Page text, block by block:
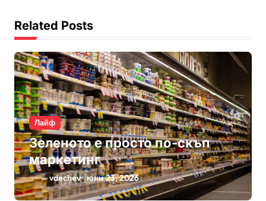
я
Related Posts
Лайф
Зеленото е просто по-скъп
маркетинг
vdechev юни 23, 2026